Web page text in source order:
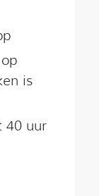
is
40 uur